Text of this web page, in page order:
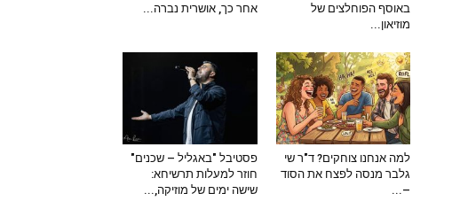
באוסף הפוחלצים של
מוזיאון...
אחר כך, אושרית נברה...
למה אנחנו צוחקים? ד"ר שי
גלבר מנסה לפצח את הסוד
–...
פסטיבל "באגליל – שכנים"
חוזר למעלות תרשיחא:
שישה ימים של מוזיקה,...